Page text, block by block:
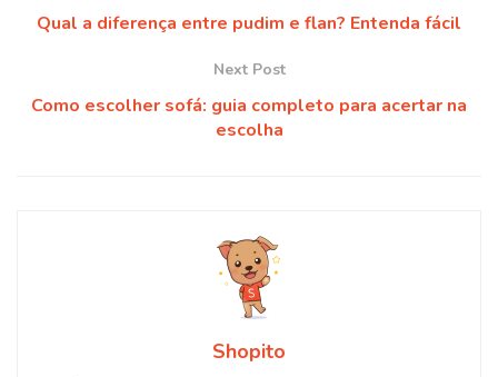
Qual a diferença entre pudim e flan? Entenda fácil
Next Post
Como escolher sofá: guia completo para acertar na
escolha
Shopito